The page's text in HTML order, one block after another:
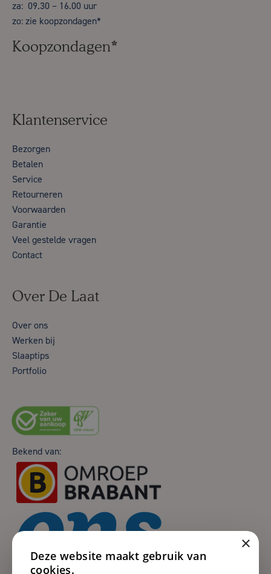
za: 09.30 – 16.00 uur
zo: zie koopzondagen*
Koopzondagen*
Klantenservice
Bezorgen
Betalen
Service
Retourneren
Voorwaarden
Garantie
Veel gestelde vragen
Contact
Over De Laat
Over ons
Werken bij
Slaaptips
Portfolio
Bekend van:
×
Deze website maakt gebruik van
cookies.